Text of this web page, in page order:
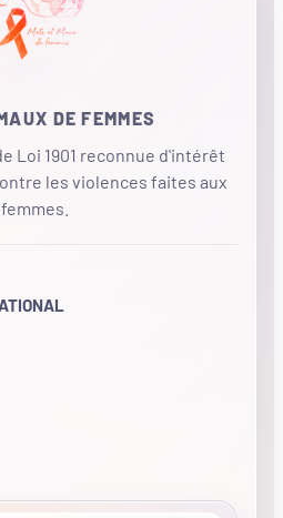
DE FEMMES
Loi 1901 reconnue d'intérêt
les violences faites aux
femmes.